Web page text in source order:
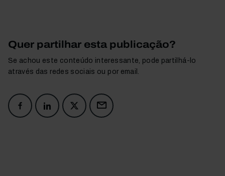
Quer partilhar esta publicação?
Se achou este conteúdo interessante, pode partilhá-lo
através das redes sociais ou por email.